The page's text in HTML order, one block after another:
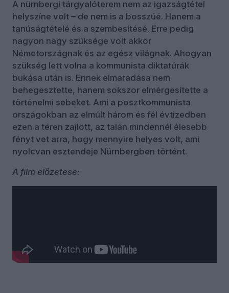
A nürnbergi tárgyalóterem nem az igazságtétel
helyszíne volt – de nem is a bosszúé. Hanem a
tanúságtételé és a szembesítésé. Erre pedig
nagyon nagy szüksége volt akkor
Németországnak és az egész világnak. Ahogyan
szükség lett volna a kommunista diktatúrák
bukása után is. Ennek elmaradása nem
behegesztette, hanem sokszor elmérgesítette a
történelmi sebeket. Ami a posztkommunista
országokban az elmúlt három és fél évtizedben
ezen a téren zajlott, az talán mindennél élesebb
fényt vet arra, hogy mennyire helyes volt, ami
nyolcvan esztendeje Nürnbergben történt.
A film előzetese: